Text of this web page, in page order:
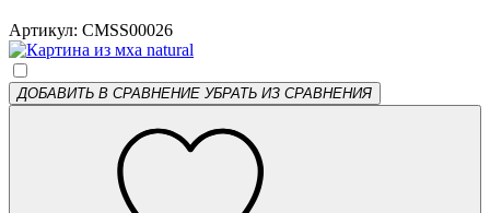
Артикул: CMSS00026
ДОБАВИТЬ В СРАВНЕНИЕ УБРАТЬ ИЗ СРАВНЕНИЯ